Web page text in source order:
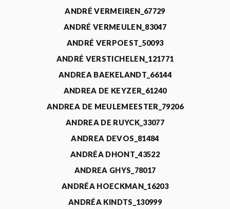
ANDRÉ VERMEIREN_67729
ANDRÉ VERMEULEN_83047
ANDRÉ VERPOEST_50093
ANDRÉ VERSTICHELEN_121771
ANDREA BAEKELANDT_66144
ANDREA DE KEYZER_61240
ANDREA DE MEULEMEESTER_79206
ANDREA DE RUYCK_33077
ANDREA DEVOS_81484
ANDRÉA DHONT_43522
ANDREA GHYS_78017
ANDRÉA HOECKMAN_16203
ANDRÉA KINDTS_130999